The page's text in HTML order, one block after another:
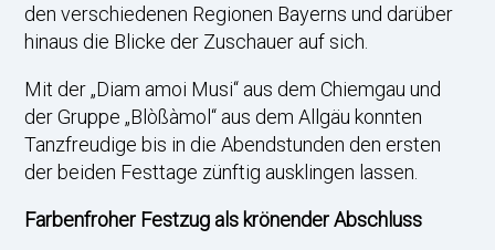
den verschiedenen Regionen Bayerns und darüber
hinaus die Blicke der Zuschauer auf sich.
Mit der „Diam amoi Musi“ aus dem Chiemgau und
der Gruppe „Blòßàmol“ aus dem Allgäu konnten
Tanzfreudige bis in die Abendstunden den ersten
der beiden Festtage zünftig ausklingen lassen.
Farbenfroher Festzug als krönender Abschluss